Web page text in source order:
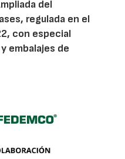
del
regulada en el
con especial
embalajes de